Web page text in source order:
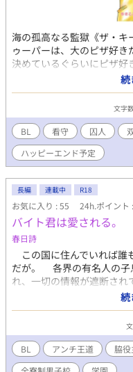
海の孤高なる監獄《ザ・キ
ゥーパーは、大のピザ好き
決めているぐらいにピザ好
いる日本人の藤丸安住と
宅配させて会うもつかの間
して、その担当で友人の
が、連続殺人のため逮捕さ
に。 自身の勤務先の、監獄
せない看守のフロイは、安
な看守仲間のセスナとフレ
ヤングを初日から強姦した
なり、身分を隠して近づ
まう。 看守と、囚人の愛
す。後半はゲイリーメイン
続
文字
BL 看守 囚人
ハッピーエンド予定
長編 連載中 R18
お気に入り : 55 24h.ポイント
バイト君は愛される。
春日詩
この国に住んでいれば誰
だが。 各界の有名人の子
れ、一切の情報が遮断さ
にも何かがとち狂って子
幼少期から男子だけで監獄
業まで拘束される。もち
ある様々なショップ、飲
男。 女性が入れる機会と
性の立ち入りは一切禁止
続
BL アンチ王道 脇